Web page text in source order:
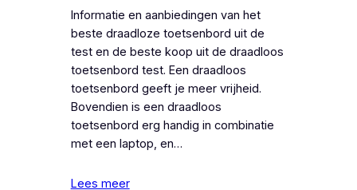
Informatie en aanbiedingen van het
beste draadloze toetsenbord uit de
test en de beste koop uit de draadloos
toetsenbord test. Een draadloos
toetsenbord geeft je meer vrijheid.
Bovendien is een draadloos
toetsenbord erg handig in combinatie
met een laptop, en…
Lees meer